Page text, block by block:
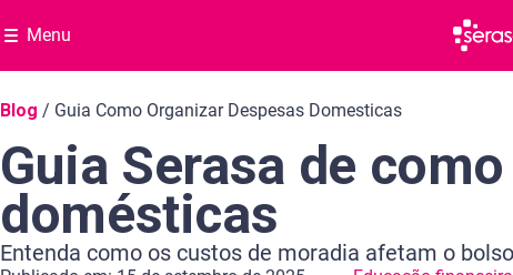
Menu
Navegação do blog
Blog / Guia Como Organizar Despesas Domesticas
Guia Serasa de
domésticas
Entenda como os custos de moradia afetam o